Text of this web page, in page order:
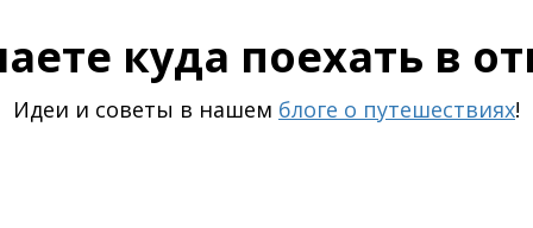
куда поехать в
Идеи и советы в нашем блоге о путешествиях!